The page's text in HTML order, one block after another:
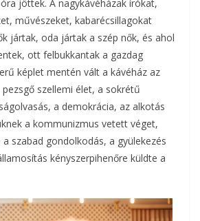
jöttek. A nagykávéházak írókat,
művészeket, kabarécsillagokat
jártak, oda jártak a szép nők, és ahol
ott felbukkantak a gazdag
képlet mentén vált a kávéház az
szellemi élet, a sokrétű
a demokrácia, az alkotás
a kommunizmus vetett véget,
szabad gondolkodás, a gyülekezés
kényszerpihenőre küldte a